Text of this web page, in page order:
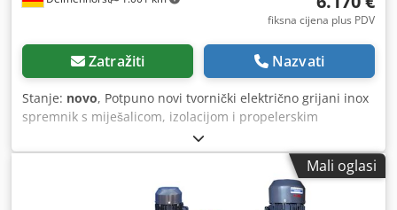
fiksna cijena plus PDV
Zatražiti Nazvati
Stanje: novo, Potpuno novi tvornički električno grijani inox
spremnik s miješalicom, izolacijom i propelerskim
miješalom, uključujući upute za uporabu i CE izjavu o
sukladnosti. EBB250RWP Dcjdsyngxnspfx Aivsk Dostupne
su i alternativne izvedbe s drugim vrstama miješala i u
drugim veličinama. Volumen: 250 L Dimenzije cca: Ø 595
Mali oglasi